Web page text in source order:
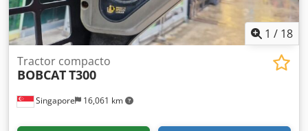
1 / 18
Singapore 16,061 km
Tractor compacto
BOBCATT300